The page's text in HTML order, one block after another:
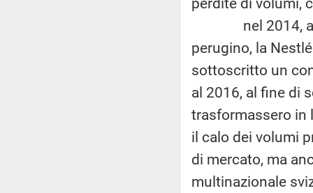
nel 2014, a
perugino, la
sottoscritto un
al 2016, al fine di
trasformassero in
il calo dei volumi
di mercato, ma
multinazionale